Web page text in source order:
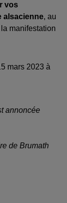
vos
alsacienne, au
manifestation
mars 2023 à
annoncée
de Brumath